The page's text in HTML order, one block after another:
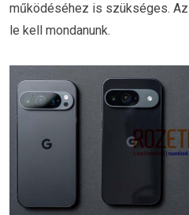
működéséhez is szükséges.
le kell mondanunk.